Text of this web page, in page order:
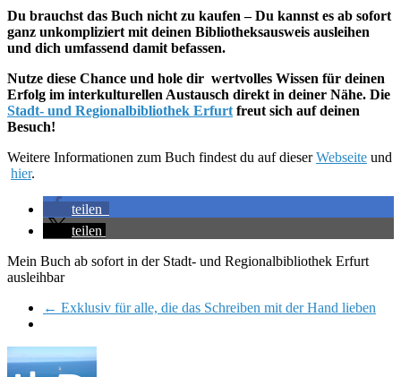
Du brauchst das Buch nicht zu kaufen – Du kannst es ab sofort
ganz unkompliziert mit deinen Bibliotheksausweis ausleihen
und dich umfassend damit befassen.
Nutze diese Chance und hole dir wertvolles Wissen für deinen
Erfolg im interkulturellen Austausch direkt in deiner Nähe. Die
Stadt- und Regionalbibliothek Erfurt freut sich auf deinen
Besuch!
Weitere Informationen zum Buch findest du auf dieserWebseite und
hier.
teilen
teilen
Mein Buch ab sofort in der Stadt- und Regionalbibliothek Erfurt
ausleihbar
← Exklusiv für alle, die das Schreiben mit der Hand lieben